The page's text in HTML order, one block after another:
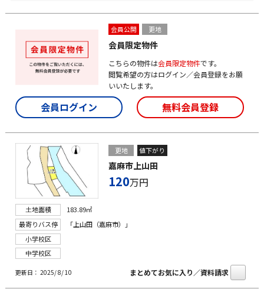
会員公開 更地
会員限定物件
こちらの物件は会員限定物件です。
閲覧希望の方はログイン／会員登録をお願
いいたします。
会員ログイン 無料会員登録
更地 値下がり
嘉麻市上山田
120万円
土地面積
183.89㎡
最寄りバス停
「上山田（嘉麻市）」
小学校区
中学校区
更新日： 2025/ 8/ 10 まとめてお気に入り／資料請求